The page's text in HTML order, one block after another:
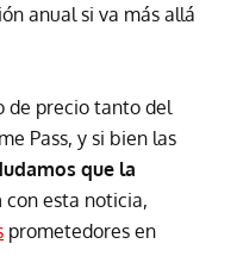
anual si va más allá
de precio tanto del
Pass, y si bien las
que la
con esta noticia,
prometedores en